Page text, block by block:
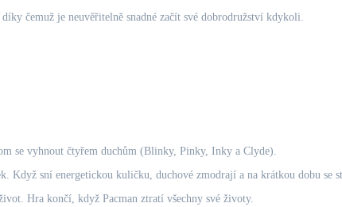
čemuž je neuvěřitelně snadné začít své dobrodružství kdykoli.
se vyhnout čtyřem duchům (Blinky, Pinky, Inky a Clyde).
Když sní energetickou kuličku, duchové zmodrají a na krátkou dobu se
Hra končí, když Pacman ztratí všechny své životy.